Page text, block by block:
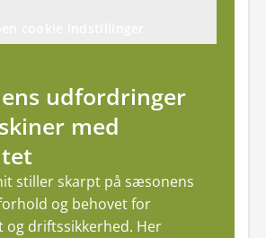
udfordringer
med
stiller skarpt på sæsonens
og behovet for
og driftssikkerhed. Her
cookie indstillinger